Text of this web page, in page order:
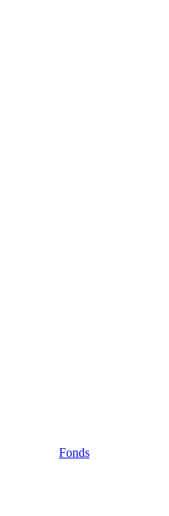
Fonds